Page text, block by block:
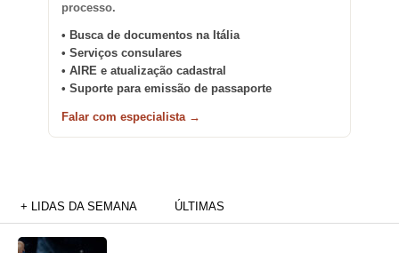
processo.
• Busca de documentos na Itália
• Serviços consulares
• AIRE e atualização cadastral
• Suporte para emissão de passaporte
Falar com especialista →
+ LIDAS DA SEMANA ÚLTIMAS